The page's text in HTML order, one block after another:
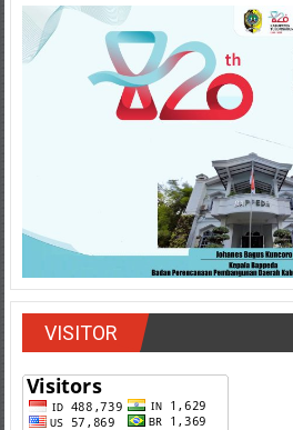
VISITOR